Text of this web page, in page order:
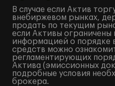
В случае если Актив
внебиржевом рынках,
продать по текущим
если Активы ограничены
информацией о порядке
средств можно
регламентирующих
Актива (эмиссионных
подробные условия
брокера.